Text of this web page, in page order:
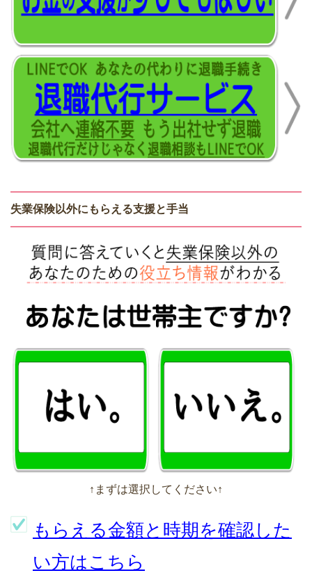
失業保険以外にもらえる支援と手当
↑まずは選択してください↑
もらえる金額と時期を確認した
い方はこちら